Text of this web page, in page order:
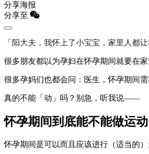
分享海报
分享至
「 阳大夫，我怀上了小宝宝，家里人都
很多朋友都以为孕妇在怀孕期间就要在
很多孕妈们也都会问：医生，怀孕期间
真的不能「动」吗？别急，听我说——
怀孕期间到底能不能做运动
怀孕期间是可以而且应该进行（适当的）